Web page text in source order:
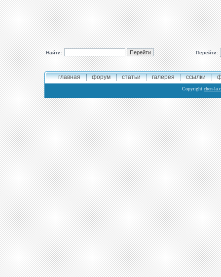
Найти: Перейти:
главная форум статьи галерея ссылки
Copyright chen-